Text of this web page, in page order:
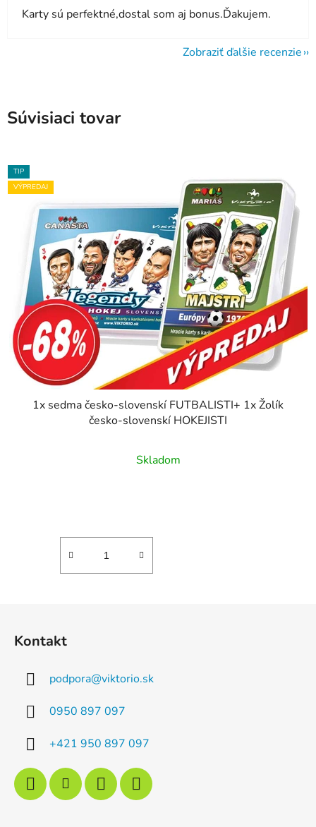
Karty sú perfektné,dostal som aj bonus.Ďakujem.
Zobraziť ďalšie recenzie
Súvisiaci tovar
TIP
VÝPREDAJ
1x sedma česko-slovenskí FUTBALISTI+ 1x Žolík
česko-slovenskí HOKEJISTI
Skladom
Kontakt
podpora@viktorio.sk
0950 897 097
+421 950 897 097